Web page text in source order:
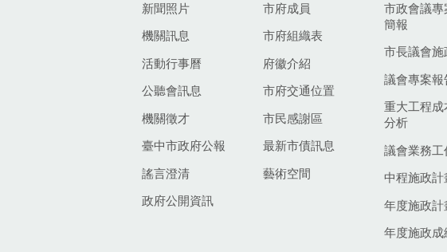
新聞照片
機關訊息
活動行事曆
公聽會訊息
機關徵才
臺中市政府公報
謠言澄清
政府公開資訊
市府成員
市府組織表
府徽介紹
市府交通位置
市民感謝區
最新市債訊息
藝術空間
市政會議專
簡報
市長議會施
議會專案報
重大工程成
分析
議會業務工
中程施政計
年度施政計
年度施政成